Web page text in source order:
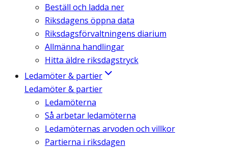
Beställ och ladda ner
Riksdagens öppna data
Riksdagsförvaltningens diarium
Allmänna handlingar
Hitta äldre riksdagstryck
Ledamöter & partier
Ledamöter & partier
Ledamöterna
Så arbetar ledamöterna
Ledamöternas arvoden och villkor
Partierna i riksdagen